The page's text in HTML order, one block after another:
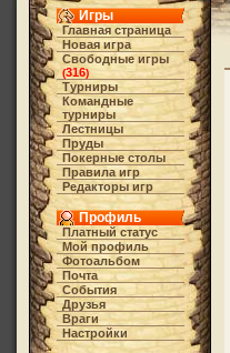
Игры
Главная страница
Новая игра
Свободные игры
(316)
Турниры
Командные
турниры
Лестницы
Пруды
Покерные столы
Правила игр
Редакторы игр
Профиль
Платный статус
Мой профиль
Фотоальбом
Почта
События
Друзья
Враги
Настройки